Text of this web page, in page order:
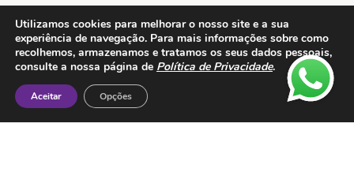
Proteção de Dados
Livro de Reclamações
Metodos de Pagamento:
Utilizamos cookies para melhorar o nosso site e a sua
experiência de navegação. Para mais informações sobre como
recolhemos, armazenamos e tratamos os seus dados pessoais,
consulte a nossa página de Política de Privacidade.
Aceitar Opções